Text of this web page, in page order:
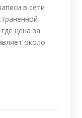
в сети
цена за
около